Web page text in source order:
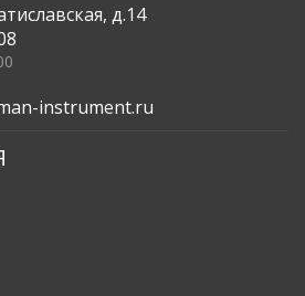
д.14
instrument.ru